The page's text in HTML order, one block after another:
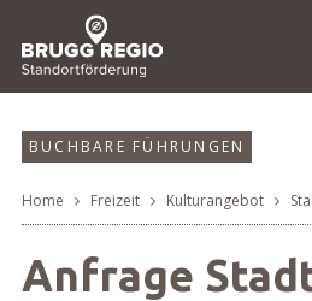
Navigieren in
Schnellnavigation
Suche
Breadcrumb
Home Freizeit Kulturangebot
Anfrage
BUCHBARE FÜHRUNGEN